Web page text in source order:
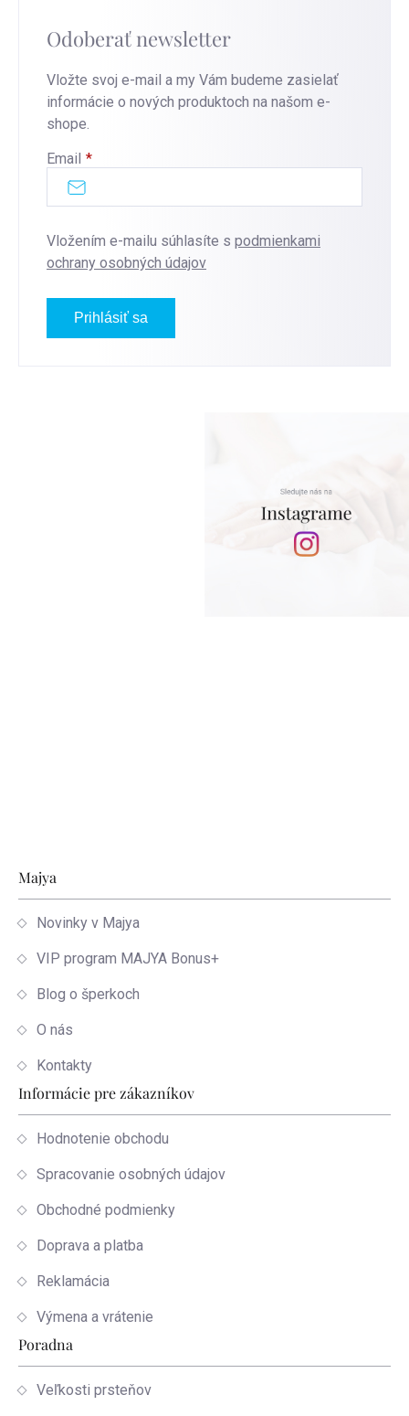
Odoberať newsletter
Vložte svoj e-mail a my Vám budeme zasielať
informácie o nových produktoch na našom e-
shope.
Email
Vložením e-mailu súhlasíte s podmienkami
ochrany osobných údajov
Prihlásiť sa
Zápätie
Majya
Novinky v Majya
VIP program MAJYA Bonus+
Blog o šperkoch
O nás
Kontakty
Informácie pre zákazníkov
Hodnotenie obchodu
Spracovanie osobných údajov
Obchodné podmienky
Doprava a platba
Reklamácia
Výmena a vrátenie
Poradna
Veľkosti prsteňov